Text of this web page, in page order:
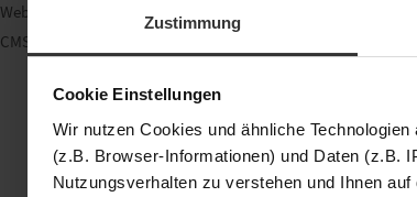
Zustimmung
Cookie Einstellungen
Wir nutzen Cookies und ähnliche
(z.B. Browser-Informationen) und Daten (z.B.
Nutzungsverhalten zu verstehen und Ihnen
Webentwicklung mit HTML5 und CSS3
CMS Kenntnisse zur Umsetzung von Projekten